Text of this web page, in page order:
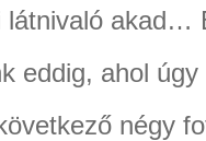
látnivaló akad…
eddig, ahol
négy